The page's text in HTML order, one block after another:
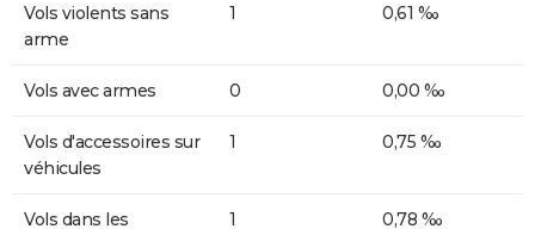
Vols violents sans
arme
1 0,61 ‰
Vols avec armes 0 0,00 ‰
Vols d'accessoires sur
véhicules
1 0,75 ‰
Vols dans les
1 0,78 ‰